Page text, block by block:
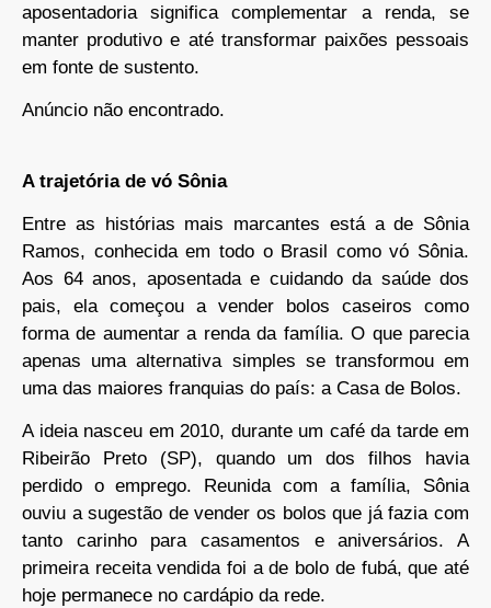
aposentadoria significa complementar a renda, se
manter produtivo e até transformar paixões pessoais
em fonte de sustento.
Anúncio não encontrado.
A trajetória de vó Sônia
Entre as histórias mais marcantes está a de Sônia
Ramos, conhecida em todo o Brasil como vó Sônia.
Aos 64 anos, aposentada e cuidando da saúde dos
pais, ela começou a vender bolos caseiros como
forma de aumentar a renda da família. O que parecia
apenas uma alternativa simples se transformou em
uma das maiores franquias do país: a Casa de Bolos.
A ideia nasceu em 2010, durante um café da tarde em
Ribeirão Preto (SP), quando um dos filhos havia
perdido o emprego. Reunida com a família, Sônia
ouviu a sugestão de vender os bolos que já fazia com
tanto carinho para casamentos e aniversários. A
primeira receita vendida foi a de bolo de fubá, que até
hoje permanece no cardápio da rede.